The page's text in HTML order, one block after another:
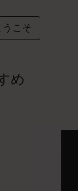
こそ
め